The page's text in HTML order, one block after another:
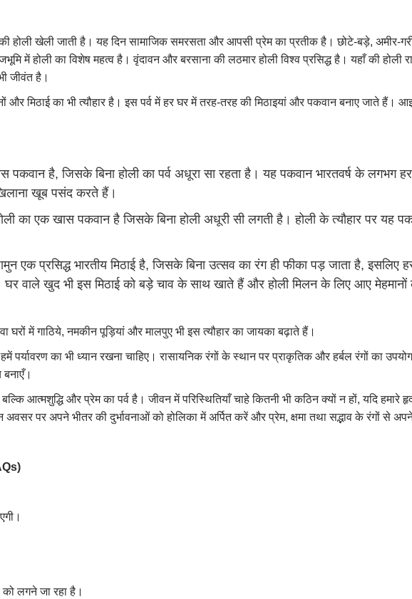
होली खेली जाती है। यह दिन सामाजिक समरसता और आपसी प्रेम का प्रतीक है। छोटे-बड़े, अमीर-
में होली का विशेष महत्व है। वृंदावन और बरसाना की लठमार होली विश्व प्रसिद्ध है। यहाँ की होली
जीवंत है।
और मिठाई का भी त्यौहार है। इस पर्व में हर घर में तरह-तरह की मिठाइयां और पकवान बनाए जाते हैं।
पकवान है, जिसके बिना होली का पर्व अधूरा सा रहता है। यह पकवान भारतवर्ष के लगभग
खूब पसंद करते हैं।
का एक खास पकवान है जिसके बिना होली अधूरी सी लगती है। होली के त्यौहार पर यह
एक प्रसिद्ध भारतीय मिठाई है, जिसके बिना उत्सव का रंग ही फीका पड़ जाता है,
घर वाले खुद भी इस मिठाई को बड़े चाव के साथ खाते हैं और होली मिलन के लिए आए
घरों में गाठिये, नमकीन पूड़ियां और मालपुए भी इस त्यौहार का जायका बढ़ाते हैं।
पर्यावरण का भी ध्यान रखना चाहिए। रासायनिक रंगों के स्थान पर प्राकृतिक और हर्बल रंगों का
बनाएँ।
आत्मशुद्धि और प्रेम का पर्व है। जीवन में परिस्थितियाँ चाहे कितनी भी कठिन क्यों न हों, यदि
पर अपने भीतर की दुर्भावनाओं को होलिका में अर्पित करें और प्रेम, क्षमा तथा सद्भाव के रंगों से
को लगने जा रहा है।